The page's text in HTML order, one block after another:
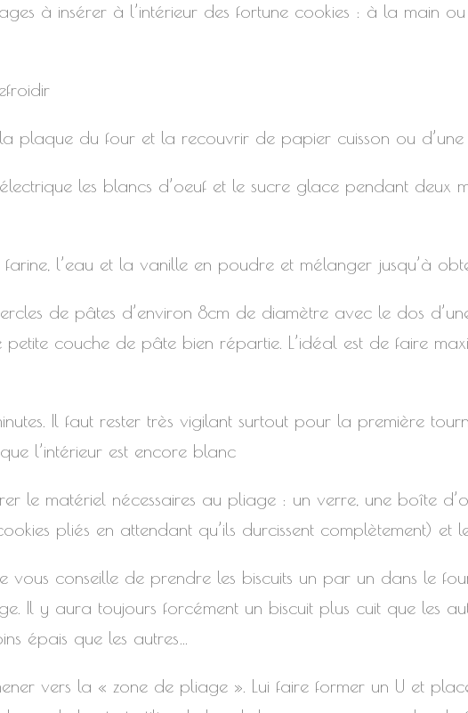
à insérer à l’intérieur des fortune cookies : à la main ou
plaque du four et la recouvrir de papier cuisson ou d’une
les blancs d’oeuf et le sucre glace pendant deux
l’eau et la vanille en poudre et mélanger jusqu’à
de pâtes d’environ 8cm de diamètre avec le dos
couche de pâte bien répartie. L’idéal est de faire
Il faut rester très vigilant surtout pour la première
l’intérieur est encore blanc
le matériel nécessaires au pliage : un verre, une boîte
pliés en attendant qu’ils durcissent complètement) et
vous conseille de prendre les biscuits un par un dans le
Il y aura toujours forcément un biscuit plus cuit que les
épais que les autres…
vers la « zone de pliage ». Lui faire former un U et